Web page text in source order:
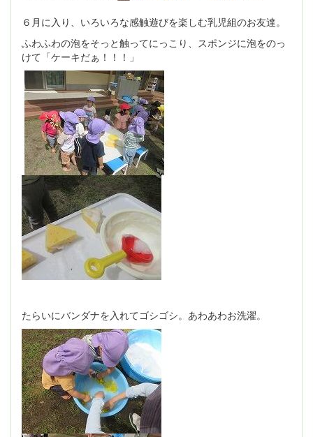
６月に入り、いろいろな感触遊びを楽しむ乳児組のお友達。
ふわふわの泡をそっと触ってにっこり、スポンジに泡をのっ
けて「ケーキだぁ！！！」
たらいにバンダナを入れてゴシゴシ。あわあわお洗濯。